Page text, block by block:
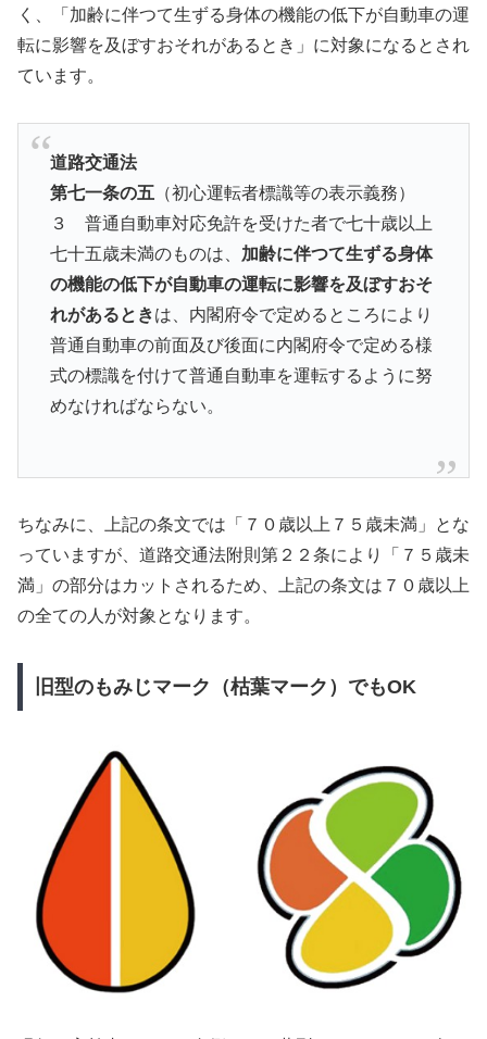
く、「加齢に伴つて生ずる身体の機能の低下が自動車の運
転に影響を及ぼすおそれがあるとき」に対象になるとされ
ています。
道路交通法
第七一条の五（初心運転者標識等の表示義務）
３ 普通自動車対応免許を受けた者で七十歳以上
七十五歳未満のものは、 加齢に伴つて生ずる身体
の機能の低下が自動車の運転に影響を及ぼすおそ
れがあるときは、内閣府令で定めるところにより
普通自動車の前面及び後面に内閣府令で定める様
式の標識を付けて普通自動車を運転するように努
めなければならない。
ちなみに、上記の条文では「７０歳以上７５歳未満」とな
っていますが、道路交通法附則第２２条により「７５歳未
満」の部分はカットされるため、上記の条文は７０歳以上
の全ての人が対象となります。
旧型のもみじマーク（枯葉マーク）でもOK